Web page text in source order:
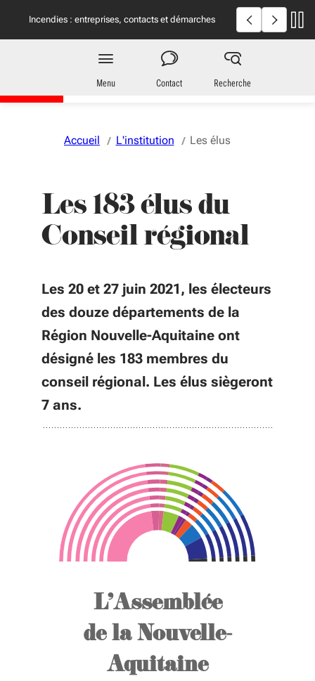
Incendies : entreprises, contacts et démarches
Incendies en
utiles
Région
Nouvelle-Aquitaine
Menu Contact Recherche
Accueil L'institution Les élus
Les 183 élus du
Conseil régional
Les 20 et 27 juin 2021, les électeurs
des douze départements de la
Région Nouvelle-Aquitaine ont
désigné les 183 membres du
conseil régional. Les élus siègeront
7 ans.
L'Assemblée
de la Nouvelle-
Aquitaine